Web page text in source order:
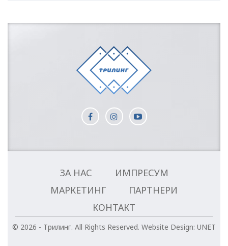
ЗА НАС
ИМПРЕСУМ
МАРКЕТИНГ
ПАРТНЕРИ
КОНТАКТ
© 2026 - Трилинг. All Rights Reserved. Website Design: UNET